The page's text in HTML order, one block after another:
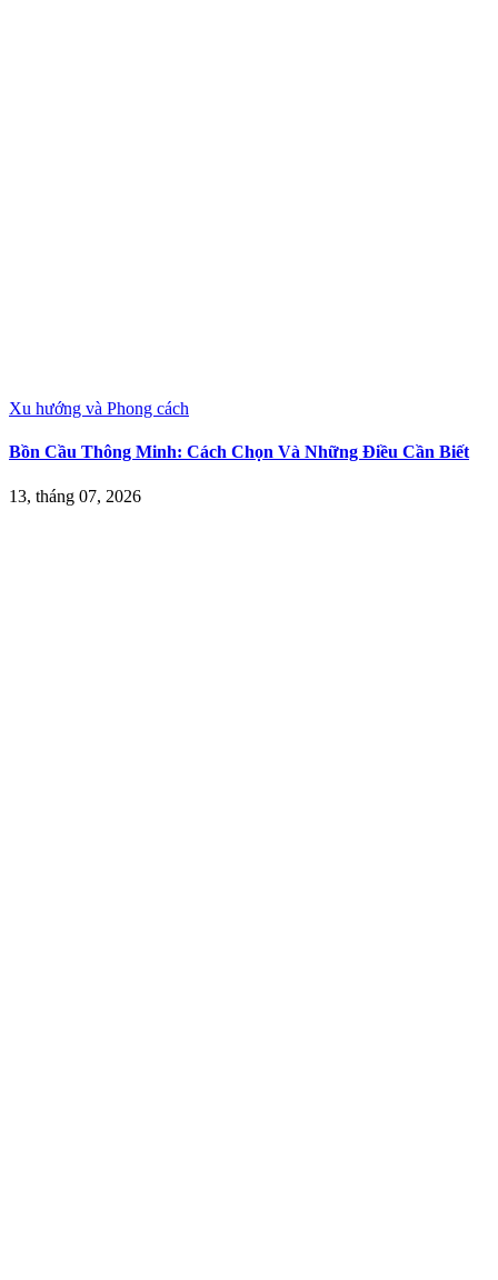
Xu hướng và Phong cách
Bồn Cầu Thông Minh: Cách Chọn Và Những Điều Cần Biết
13, tháng 07, 2026